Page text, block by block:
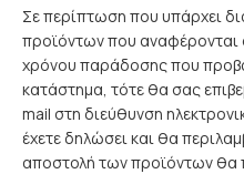
Σε περίπτωση που υπάρχει
προϊόντων που αναφέρονται
χρόνου παράδοσης που
κατάστημα, τότε θα σας
mail στη διεύθυνση
έχετε δηλώσει και θα
αποστολή των προϊόντων θα